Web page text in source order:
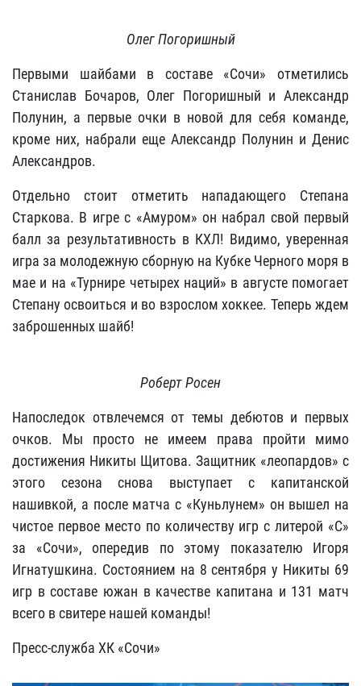
Олег Погоришный
Первыми шайбами в составе «Сочи» отметились
Станислав Бочаров, Олег Погоришный и Александр
Полунин, а первые очки в новой для себя команде,
кроме них, набрали еще Александр Полунин и Денис
Александров.
Отдельно стоит отметить нападающего Степана
Старкова. В игре с «Амуром» он набрал свой первый
балл за результативность в КХЛ! Видимо, уверенная
игра за молодежную сборную на Кубке Черного моря в
мае и на «Турнире четырех наций» в августе помогает
Степану освоиться и во взрослом хоккее. Теперь ждем
заброшенных шайб!
Роберт Росен
Напоследок отвлечемся от темы дебютов и первых
очков. Мы просто не имеем права пройти мимо
достижения Никиты Щитова. Защитник «леопардов» с
этого сезона снова выступает с капитанской
нашивкой, а после матча с «Куньлунем» он вышел на
чистое первое место по количеству игр с литерой «С»
за «Сочи», опередив по этому показателю Игоря
Игнатушкина. Состоянием на 8 сентября у Никиты 69
игр в составе южан в качестве капитана и 131 матч
всего в свитере нашей команды!
Пресс-служба ХК «Сочи»